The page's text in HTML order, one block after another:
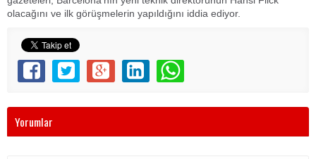
olacağını ve ilk görüşmelerin yapıldığını iddia ediyor.
Yorumlar